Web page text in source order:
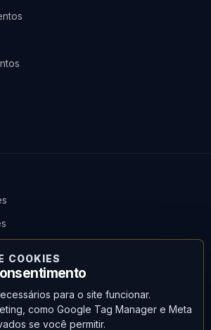
COOKIES
para o site funcionar.
como Google Tag Manager e Meta
se você permitir.